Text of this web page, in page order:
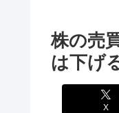
株の売
は下げ
X